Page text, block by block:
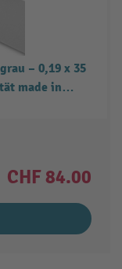
– 0,19 x 35
made in
CHF 84.00